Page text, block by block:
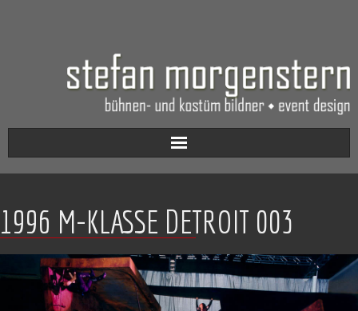
Aktuell
Werkverzeichnis
Biografie
Kontakt
1996 M-KLASSE DETROIT 003